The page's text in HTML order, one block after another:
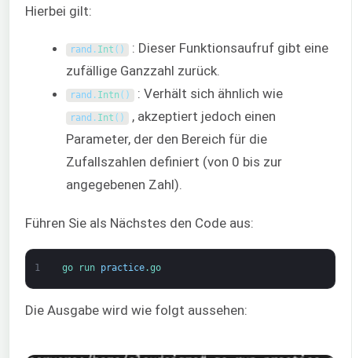
Hierbei gilt:
rand . Int ( ) : Dieser Funktionsaufruf gibt eine
zufällige Ganzzahl zurück.
rand . Intn ( ) : Verhält sich ähnlich wie
rand . Int ( ) , akzeptiert jedoch einen
Parameter, der den Bereich für die
Zufallszahlen definiert (von 0 bis zur
angegebenen Zahl).
Führen Sie als Nächstes den Code aus:
1 go run practice.go
Die Ausgabe wird wie folgt aussehen: